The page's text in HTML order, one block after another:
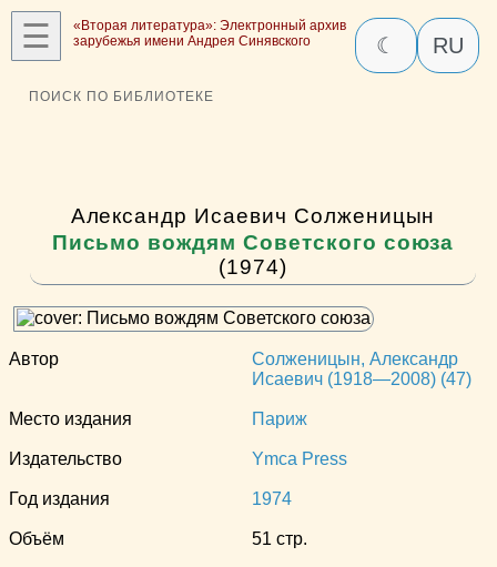
☰
«Вторая литература»: Электронный архив
зарубежья имени Андрея Синявского
☾ RU
ПОИСК ПО БИБЛИОТЕКЕ
Александр Исаевич Солженицын
Письмо вождям Советского союза
(1974)
Автор
Солженицын, Александр
Исаевич (1918—2008) (47)
Место издания Париж
Издательство Ymca Press
Год издания 1974
Объём 51 стр.